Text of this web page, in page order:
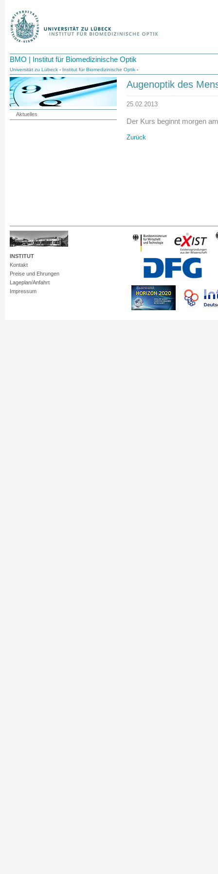
BMO | Institut für Biomedizinische Optik
Universität zu Lübeck - Institut für Biomedizinische Optik -
Augenoptik des
25.02.2013
Der Kurs beginnt morgen
Zurück
Aktuelles
INSTITUT
Kontakt
Preise und Ehrungen
Lageplan/Anfahrt
Impressum